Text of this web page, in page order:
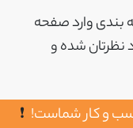
و کار شماست!
بندی وارد صفحه
نظرتان شده و
یا منفی هر